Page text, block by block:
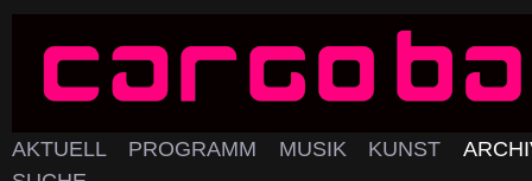
AKTUELL PROGRAMM MUSIK KUNST